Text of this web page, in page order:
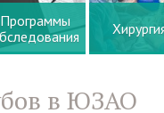
Программы
в ЮЗАО